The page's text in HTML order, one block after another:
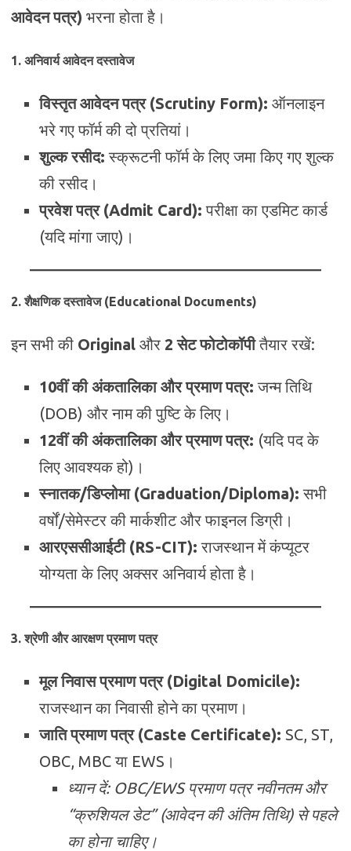
आवेदन पत्र) भरना होता है।
1. अनिवार्य आवेदन दस्तावेज
विस्तृत आवेदन पत्र (Scrutiny Form): ऑनलाइन
भरे गए फॉर्म की दो प्रतियां।
शुल्क रसीद: स्क्रूटनी फॉर्म के लिए जमा किए गए शुल्क
की रसीद।
प्रवेश पत्र (Admit Card): परीक्षा का एडमिट कार्ड
(यदि मांगा जाए)।
2. शैक्षणिक दस्तावेज (Educational Documents)
इन सभी की Original और 2 सेट फोटोकॉपीतैयार रखें:
10वीं की अंकतालिका और प्रमाण पत्र: जन्म तिथि
(DOB) और नाम की पुष्टि के लिए।
12वीं की अंकतालिका और प्रमाण पत्र: (यदि पद के
लिए आवश्यक हो)।
स्नातक/डिप्लोमा (Graduation/Diploma): सभी
वर्षों/सेमेस्टर की मार्कशीट और फाइनल डिग्री।
आरएससीआईटी (RS-CIT): राजस्थान में कंप्यूटर
योग्यता के लिए अक्सर अनिवार्य होता है।
3. श्रेणी और आरक्षण प्रमाण पत्र
मूल निवास प्रमाण पत्र (Digital Domicile):
राजस्थान का निवासी होने का प्रमाण।
जाति प्रमाण पत्र (Caste Certificate): SC, ST,
OBC, MBC या EWS।
ध्यान दें: OBC/EWS प्रमाण पत्र नवीनतम और
“क्रुशियल डेट” (आवेदन की अंतिम तिथि) से पहले
का होना चाहिए।